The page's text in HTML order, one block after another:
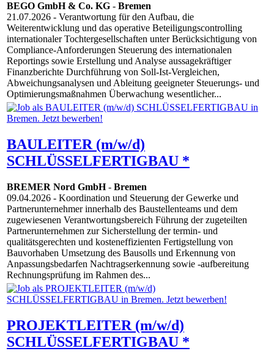
BEGO GmbH & Co. KG - Bremen
21.07.2026 - Verantwortung für den Aufbau, die
Weiterentwicklung und das operative Beteiligungscontrolling
internationaler Tochtergesellschaften unter Berücksichtigung von
Compliance-Anforderungen Steuerung des internationalen
Reportings sowie Erstellung und Analyse aussagekräftiger
Finanzberichte Durchführung von Soll-Ist-Vergleichen,
Abweichungsanalysen und Ableitung geeigneter Steuerungs- und
Optimierungsmaßnahmen Überwachung wesentlicher...
BAULEITER (m/w/d)
SCHLÜSSELFERTIGBAU *
BREMER Nord GmbH- Bremen
09.04.2026 - Koordination und Steuerung der Gewerke und
Partnerunternehmer innerhalb des Baustellenteams und dem
zugewiesenen Verantwortungsbereich Führung der zugeteilten
Partnerunternehmen zur Sicherstellung der termin- und
qualitätsgerechten und kosteneffizienten Fertigstellung von
Bauvorhaben Umsetzung des Bausolls und Erkennung von
Anpassungsbedarfen Nachtragserkennung sowie -aufbereitung
Rechnungsprüfung im Rahmen des...
PROJEKTLEITER (m/w/d)
SCHLÜSSELFERTIGBAU *